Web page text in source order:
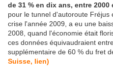
de 31 % en dix ans, entre 2000
pour le tunnel d'autoroute Fréjus
crise l'année 2009, a eu une
2008, quand l'économie était
ces données équivaudraient
supplémentaire de 60 % du fret
Suisse, lien)